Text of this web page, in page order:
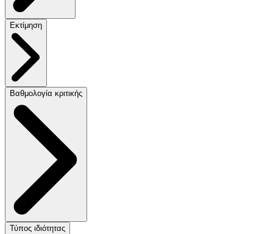
Εκτίμηση
Βαθμολογία κριτικής
Τύπος ιδιότητας